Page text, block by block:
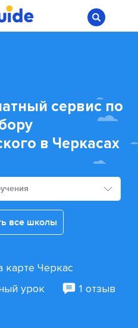
сервис по
в Черкасах
все школы
карте Черкас
урок
1 отзыв